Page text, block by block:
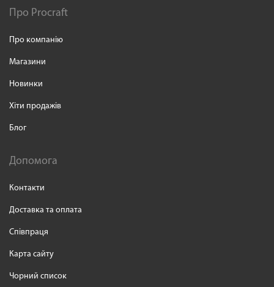
Про Procraft
Про компанію
Магазини
Новинки
Хіти продажів
Блог
Допомога
Контакти
Доставка та оплата
Співпраця
Карта сайту
Чорний список